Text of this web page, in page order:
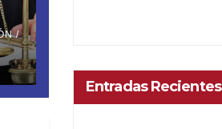
/
Entradas Recientes